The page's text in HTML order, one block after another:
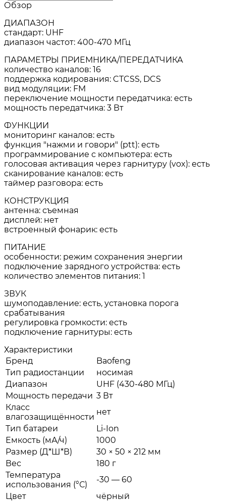
Обзор
ДИАПАЗОН
cтандарт: UHF
диапазон частот: 400-470 МГц
ПАРАМЕТРЫ ПРИЕМНИКА/ПЕРЕДАТЧИКА
количество каналов: 16
поддержка кодирования: CTCSS, DCS
вид модуляции: FM
переключение мощности передатчика: есть
мощность передатчика: 3 Вт
ФУНКЦИИ
мониторинг каналов: есть
функция "нажми и говори" (ptt): есть
программирование с компьютера: есть
голосовая активация через гарнитуру (vox): есть
сканирование каналов: есть
таймер разговора: есть
КОНСТРУКЦИЯ
антенна: съемная
дисплей: нет
встроенный фонарик: есть
ПИТАНИЕ
особенности: режим сохранения энергии
подключение зарядного устройства: есть
количество элементов питания: 1
ЗВУК
шумоподавление: есть, установка порога
срабатывания
регулировка громкости: есть
подключение гарнитуры: есть
Характеристики
Бренд
Baofeng
Тип радиостанции
носимая
Диапазон
UHF (430-480 МГц)
Мощность передачи 3 Вт
Класс
влагозащищённости
нет
Тип батареи
Li-Ion
Емкость (мА/ч)
1000
Размер (Д*Ш*В)
30 × 50 × 212 мм
Вес
180 г
Температура
использования (°С)
-30 — 60
Цвет
чёрный